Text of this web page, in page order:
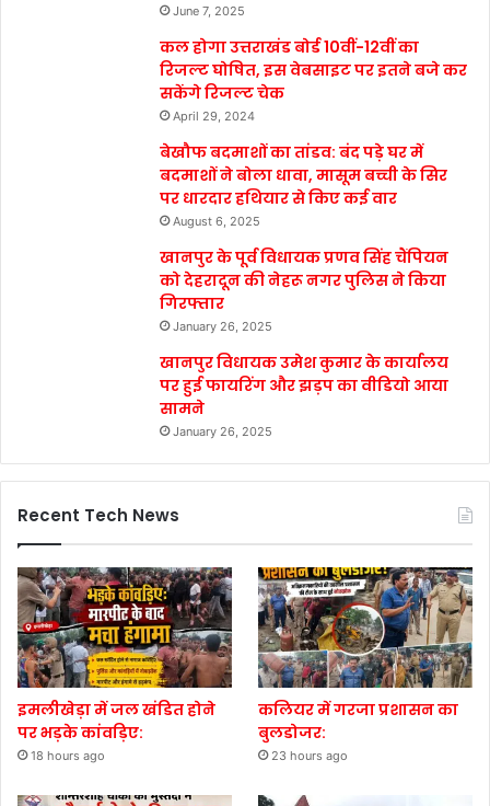
June 7, 2025
कल होगा उत्तराखंड बोर्ड 10वीं-12वीं का
रिजल्ट घोषित, इस वेबसाइट पर इतने बजे कर
सकेंगे रिजल्ट चेक
April 29, 2024
बेखौफ बदमाशों का तांडव: बंद पड़े घर में
बदमाशों ने बोला धावा, मासूम बच्ची के सिर
पर धारदार हथियार से किए कई वार
August 6, 2025
खानपुर के पूर्व विधायक प्रणव सिंह चैंपियन
को देहरादून की नेहरू नगर पुलिस ने किया
गिरफ्तार
January 26, 2025
खानपुर विधायक उमेश कुमार के कार्यालय
पर हुई फायरिंग और झड़प का वीडियो आया
सामने
January 26, 2025
Recent Tech News
इमलीखेड़ा में जल खंडित होने
पर भड़के कांवड़िए:
18 hours ago
कलियर में गरजा प्रशासन का
बुलडोजर:
23 hours ago